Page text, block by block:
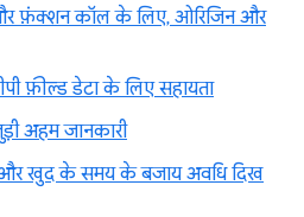
और फ़ंक्शन कॉल के लिए, ओरिजिन और
फ़ील्ड डेटा के लिए सहायता
अहम जानकारी
खुद के समय के बजाय अवधि दिख